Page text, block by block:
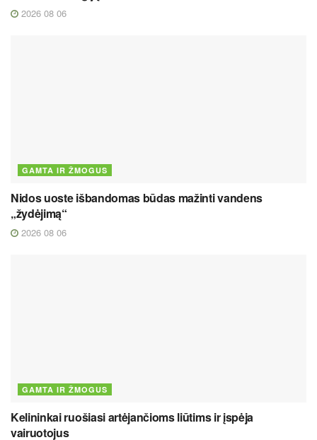
2026 08 06
GAMTA IR ŽMOGUS
Nidos uoste išbandomas būdas mažinti vandens
„žydėjimą“
2026 08 06
GAMTA IR ŽMOGUS
Kelininkai ruošiasi artėjančioms liūtims ir įspėja
vairuotojus